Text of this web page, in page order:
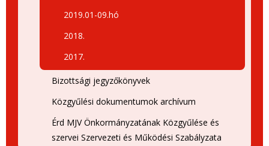
2019.01-09.hó
2018.
2017.
Bizottsági jegyzőkönyvek
Közgyűlési dokumentumok archívum
Érd MJV Önkormányzatának Közgyűlése és
szervei Szervezeti és Működési Szabályzata